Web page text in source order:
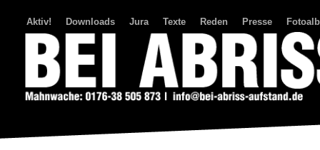
Aktiv! Downloads Jura Texte Reden Presse